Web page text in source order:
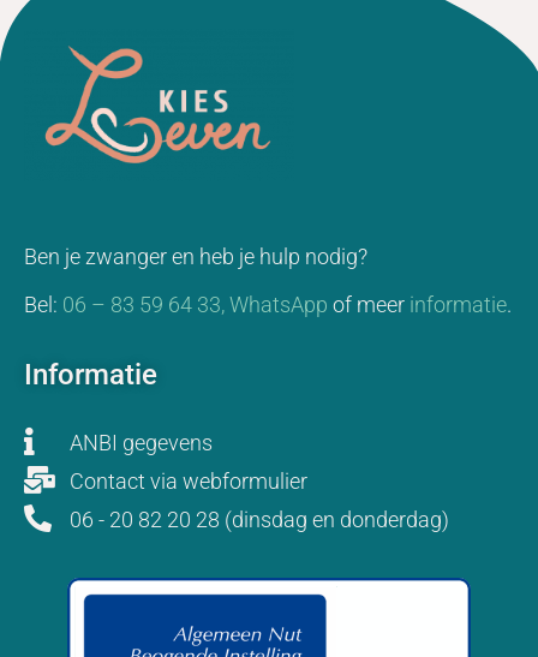
Ben je zwanger en heb je hulp nodig?
Bel: 06 – 83 59 64 33,WhatsApp of meer informatie.
Informatie
ANBI gegevens
Contact via webformulier
06 - 20 82 20 28 (dinsdag en donderdag)